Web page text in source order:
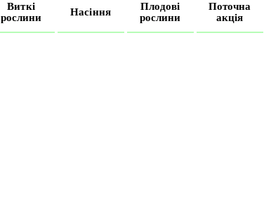
Виткі
рослини
Насіння
Плодові
рослини
Поточна
акція